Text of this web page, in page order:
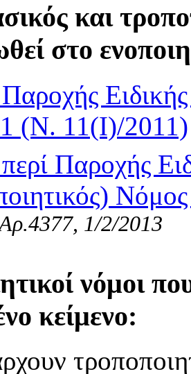
και
στο
(Ν. 11(I)/2011)
Παροχής
1/2/2013
νόμοι
κείμενο: